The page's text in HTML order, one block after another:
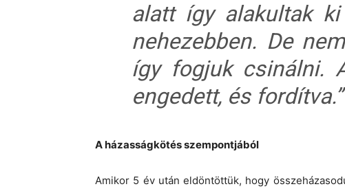
alatt így alakultak
nehezebben. De
így fogjuk csinálni.
engedett, és fordítva.”
A házasságkötés szempontjából
Amikor 5 év után eldöntöttük, hogy